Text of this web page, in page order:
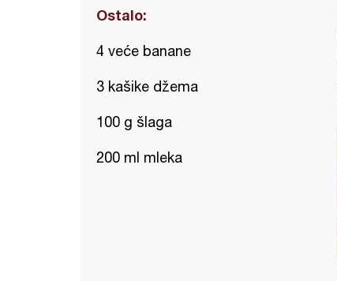
Ostalo:
4 veće banane
3 kašike džema
100 g šlaga
200 ml mleka